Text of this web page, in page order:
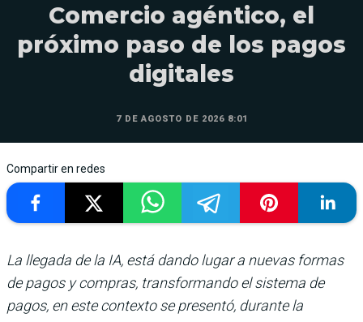
Comercio agéntico, el
próximo paso de los pagos
digitales
7 DE AGOSTO DE 2026 8:01
Compartir en redes
La llegada de la IA, está dando lugar a nuevas formas
de pagos y compras, transformando el sistema de
pagos, en este contexto se presentó, durante la